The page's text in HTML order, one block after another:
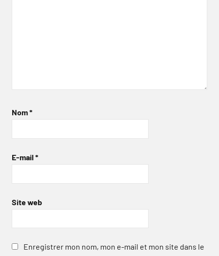
Nom*
E-mail *
Site web
Enregistrer mon nom, mon e-mail et mon site dans le